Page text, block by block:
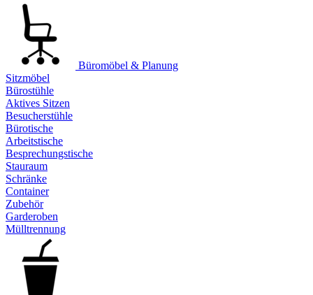
Büromöbel & Planung
Sitzmöbel
Bürostühle
Aktives Sitzen
Besucherstühle
Bürotische
Arbeitstische
Besprechungstische
Stauraum
Schränke
Container
Zubehör
Garderoben
Mülltrennung